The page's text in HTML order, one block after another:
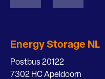
Energy Storage NL
Postbus 20122
7302 HC Apeldoorn